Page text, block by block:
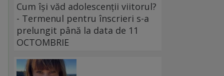
Cum își văd adolescenții viitorul?
- Termenul pentru înscrieri s-a
prelungit până la data de 11
OCTOMBRIE